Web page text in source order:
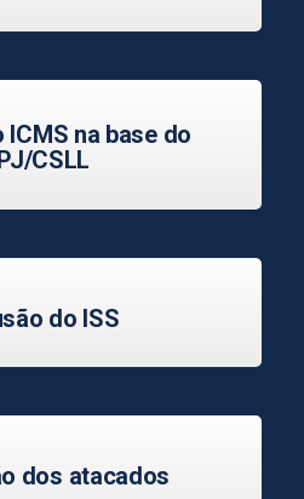
ICMS na base do
CSLL
do ISS
dos atacados